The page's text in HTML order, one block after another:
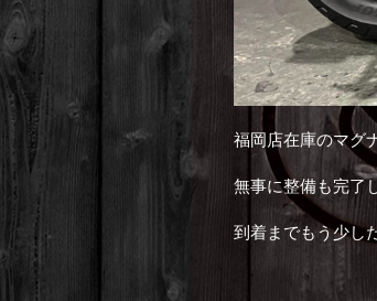
福岡店在庫のマグ
無事に整備も完了
到着までもう少し